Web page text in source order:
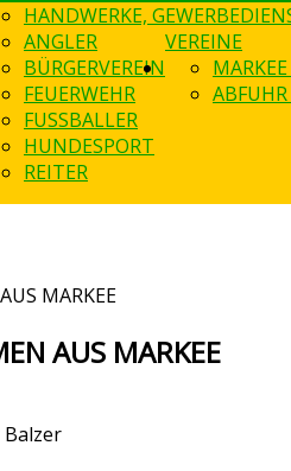
HANDWERKE, GEWERBE
VEREINE
ANGLER
BÜRGERVEREIN
FEUERWEHR
FUSSBALLER
HUNDESPORT
REITER
MARKEE
AUS MARKEE